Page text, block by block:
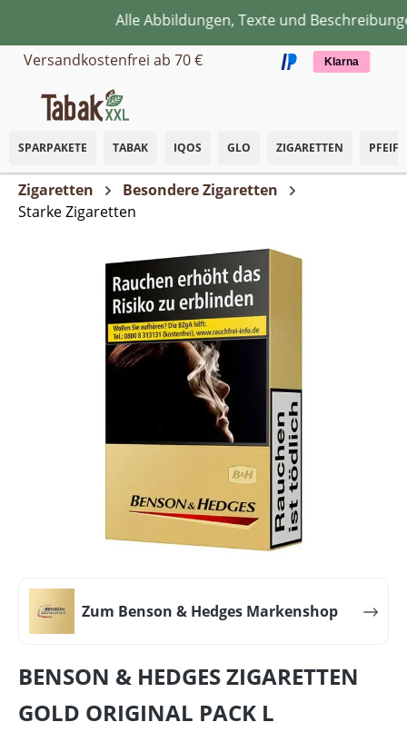
Zum Hauptinhalt springenAlle Abbildungen, Texte und
Versandkostenfrei ab 70 €
Klarna
SPARPAKETE TABAK IQOS GLO ZIGARETTEN
Zigaretten
Besondere Zigaretten
Starke Zigaretten
Zum Benson & Hedges Markenshop
BENSON & HEDGES ZIGARETTEN
GOLD ORIGINAL PACK L